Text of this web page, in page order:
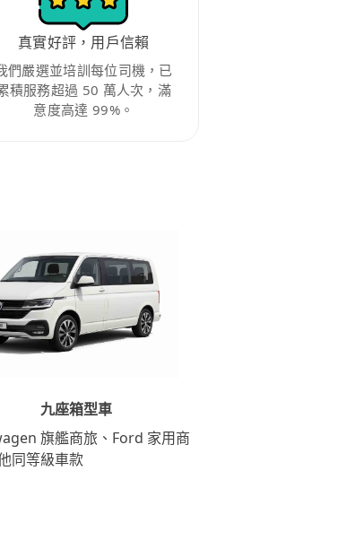
真實好評，用戶信賴
們嚴選並培訓每位司機，已
積服務超過 50 萬人次，滿
意度高達 99%。
九座箱型車
旗艦商旅、Ford 家用商
同等級車款